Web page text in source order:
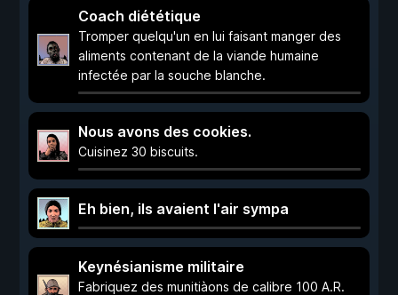
Coach diététique
Tromper quelqu'un en lui faisant manger des
aliments contenant de la viande humaine
infectée par la souche blanche.
Nous avons des cookies.
Cuisinez 30 biscuits.
Eh bien, ils avaient l'air sympa
Keynésianisme militaire
Fabriquez des munitiàons de calibre 100 A.R.